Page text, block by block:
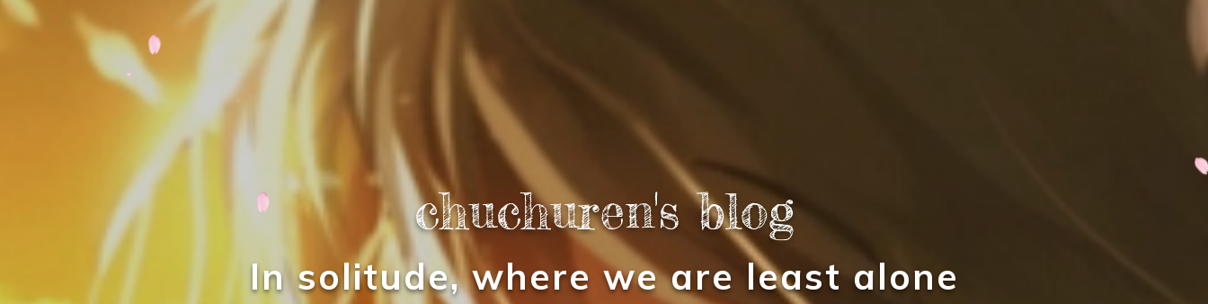
chuchuren's blog
In solitude, where we are least alone